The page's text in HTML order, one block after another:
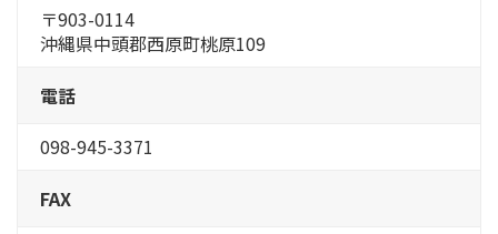
〒903-0114
沖縄県中頭郡西原町桃原109
電話
098-945-3371
FAX